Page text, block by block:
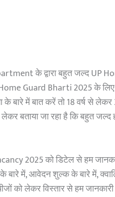
के द्वारा बहुत जल्द UP
Guard Bharti 2025 के लिए
के बारे में बात करें तो 18 वर्ष से
बताया जा रहा है कि बहुत
2025 को डिटेल से हम
के बारे में, आवेदन शुल्क के बारे में,
को लेकर विस्तार से हम